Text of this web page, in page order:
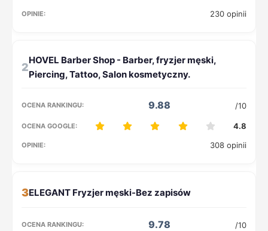
230 opinii
2
9.88 /10
4.8
308 opinii
3
9.78 /10